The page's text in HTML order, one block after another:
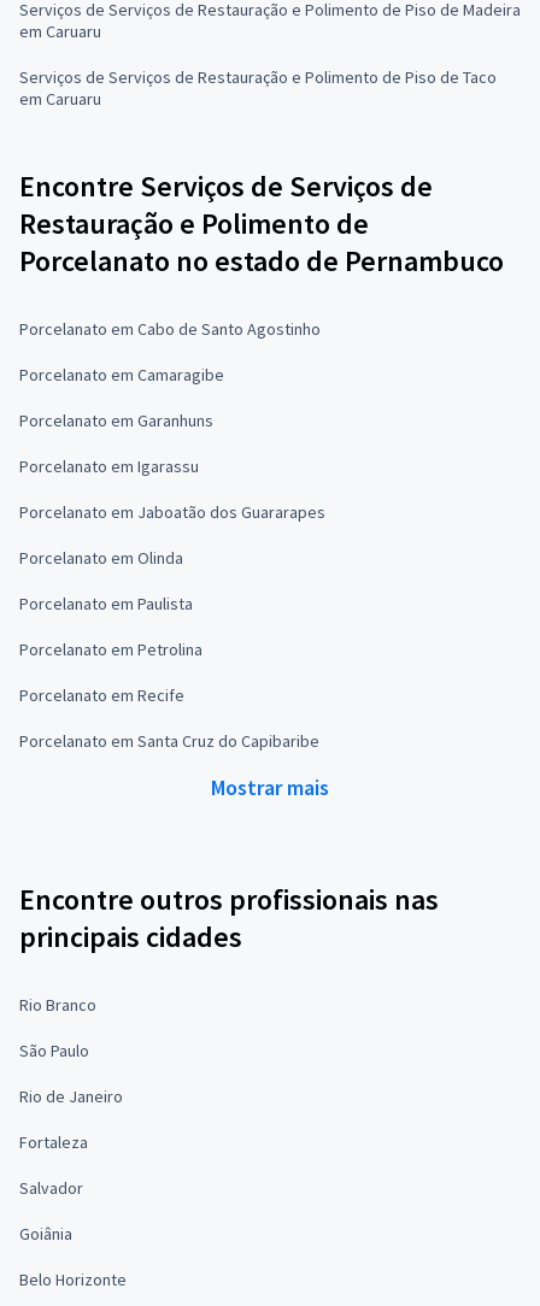
Serviços de Serviços de Restauração e Polimento de Piso de Madeira
em Caruaru
Serviços de Serviços de Restauração e Polimento de Piso de Taco
em Caruaru
Encontre Serviços de Serviços de
Restauração e Polimento de
Porcelanato no estado de Pernambuco
Porcelanato em Cabo de Santo Agostinho
Porcelanato em Camaragibe
Porcelanato em Garanhuns
Porcelanato em Igarassu
Porcelanato em Jaboatão dos Guararapes
Porcelanato em Olinda
Porcelanato em Paulista
Porcelanato em Petrolina
Porcelanato em Recife
Porcelanato em Santa Cruz do Capibaribe
Mostrar mais
Encontre outros profissionais nas
principais cidades
Rio Branco
São Paulo
Rio de Janeiro
Fortaleza
Salvador
Goiânia
Belo Horizonte